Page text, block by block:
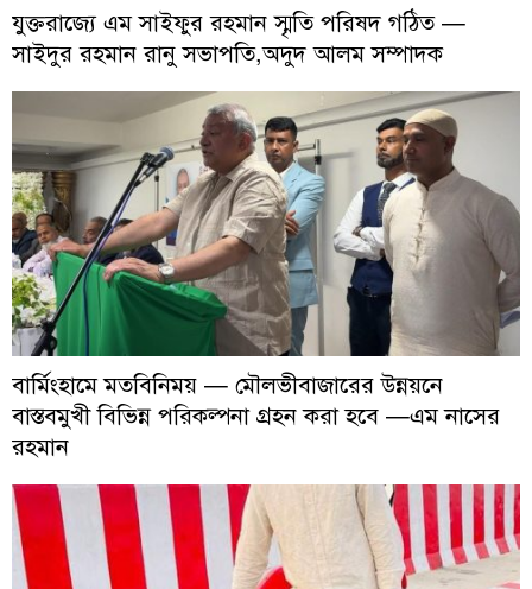
যুক্তরাজ্যে এম সাইফুর রহমান স্মৃতি পরিষদ গঠিত —
সাইদুর রহমান রানু সভাপতি,অদুদ আলম সম্পাদক
বার্মিংহামে মতবিনিময় — মৌলভীবাজারের উন্নয়নে
বাস্তবমুখী বিভিন্ন পরিকল্পনা গ্রহন করা হবে —এম নাসের
রহমান